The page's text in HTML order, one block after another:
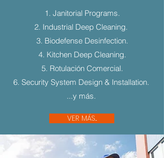
1. Janitorial Programs.
2. Industrial Deep Cleaning.
3. Biodefense Desinfection.
4. Kitchen Deep Cleaning.
5. Rotulación Comercial.
6. Security System Design & Installation.
...y más.
VER MÁS...